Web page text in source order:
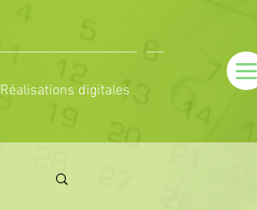
Réalisations digitales